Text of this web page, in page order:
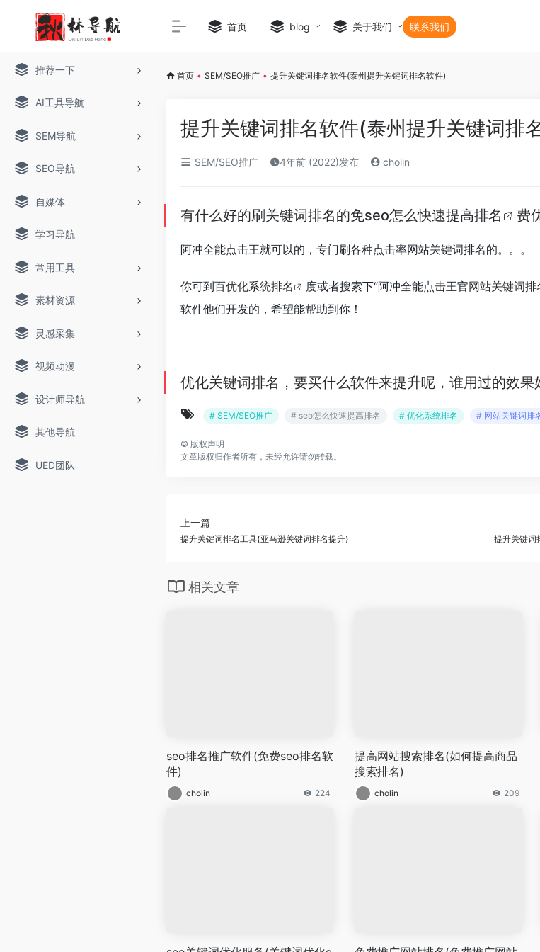
推荐一下
AI工具导航
SEM导航
SEO导航
自媒体
学习导航
常用工具
素材资源
灵感采集
视频动漫
设计师导航
其他导航
UED团队
首页 blog 关于我们 联系我们
首页 • SEM/SEO推广 • 提升关键词排名软件(泰州提升关键词排名软件)
提升关键词排名软件(泰州提升关键词排
SEM/SEO推广 4年前 (2022)发布 cholin
有什么好的刷关键词排名的免seo怎么快速提高排名 费
阿冲全能点击王就可以的，专门刷各种点击率网站关键词排名的。。。
你可到百优化系统排名 度或者搜索下“阿冲全能点击王官网站关键词
软件他们开发的，希望能帮助到你！
优化关键词排名，要买什么软件来提升呢，谁用过的效果
# SEM/SEO推广 # seo怎么快速提高排名 # 优化系统排名 # 网站关键词排
© 版权声明
文章版权归作者所有，未经允许请勿转载。
上一篇
提升关键词排名工具(亚马逊关键词排名提升) 提升关键词
相关文章
seo排名推广软件(免费seo排名软
件)
cholin 224
提高网站搜索排名(如何提高商品
搜索排名)
cholin 209